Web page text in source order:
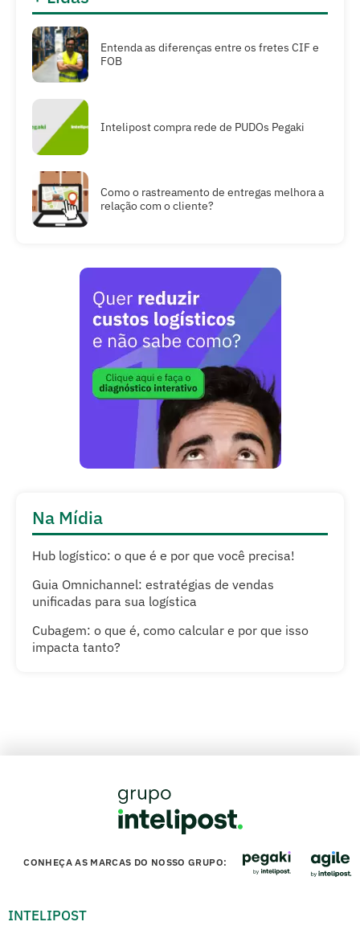
Entenda as diferenças entre os fretes CIF e
FOB
Intelipost compra rede de PUDOs Pegaki
Como o rastreamento de entregas melhora a
relação com o cliente?
Na Mídia
Hub logístico: o que é e por que você precisa!
Guia Omnichannel: estratégias de vendas
unificadas para sua logística
Cubagem: o que é, como calcular e por que isso
impacta tanto?
CONHEÇA AS MARCAS DO NOSSO GRUPO:
INTELIPOST